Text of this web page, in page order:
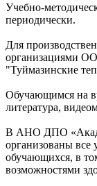
Учебно-
периодически.
Для
организациями
"Туймазинские
Обучающимся на
литература,
В АНО ДПО
организованы все
обучающихся, в
возможностями